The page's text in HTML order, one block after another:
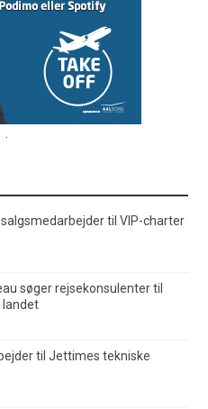
til VIP-charter
søger rejsekonsulenter til
landet
til Jettimes tekniske